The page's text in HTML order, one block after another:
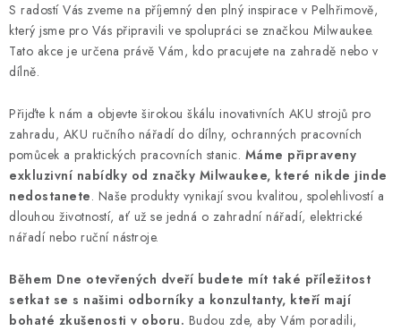
SLUŽBY
ZNAČKY
KONTAKTY
OCHRANA OSOBNÍCH ÚDAJŮ
JAK NAKUPOVAT
OBCHODNÍ PODMÍNKY
ODSTOUPENÍ OD SMLOUVY
DOPRAVA A PLATBA
EXPEDICE ZBOŽÍ
REKLAMACE ZAKOUPENÉHO ZBOŽÍ
S radostí Vás zveme na příjemný den plný inspirace v Pelhřimově,
který jsme pro Vás připravili ve spolupráci se značkou Milwaukee.
Tato akce je určena právě Vám, kdo pracujete na zahradě nebo v
dílně.
Přijďte k nám a objevte širokou škálu inovativních AKU strojů pro
zahradu, AKU ručního nářadí do dílny, ochranných pracovních
pomůcek a praktických pracovních stanic. Máme připraveny
exkluzivní nabídky od značky Milwaukee, které nikde jinde
nedostanete. Naše produkty vynikají svou kvalitou, spolehlivostí a
dlouhou životností, ať už se jedná o zahradní nářadí, elektrické
nářadí nebo ruční nástroje.
Během Dne otevřených dveří budete mít také příležitost
setkat se s našimi odborníky a konzultanty, kteří mají
bohaté zkušenosti v oboru. Budou zde, aby Vám poradili,